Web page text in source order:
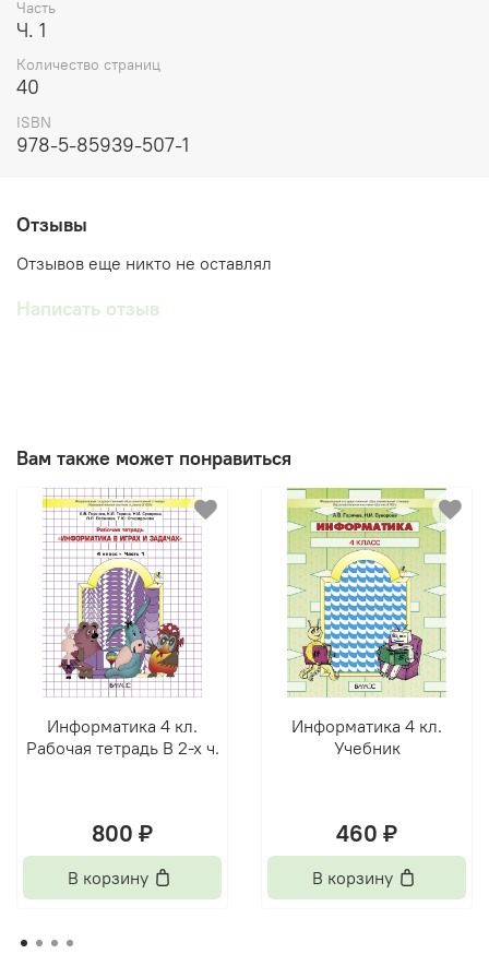
Часть
Ч. 1
Количество страниц
40
ISBN
978-5-85939-507-1
Отзывы
Отзывов еще никто не оставлял
Написать отзыв
Вам также может понравиться
Информатика 4 кл.
Рабочая тетрадь В 2-х ч.
800 ₽
В корзину
Информатика 4 кл.
Учебник
460 ₽
В корзину